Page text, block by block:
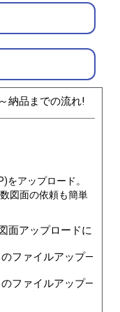
納品までの流れ!
をアップロード。
図面の依頼も簡単
面アップロードに
のファイルアップ―
のファイルアップ―